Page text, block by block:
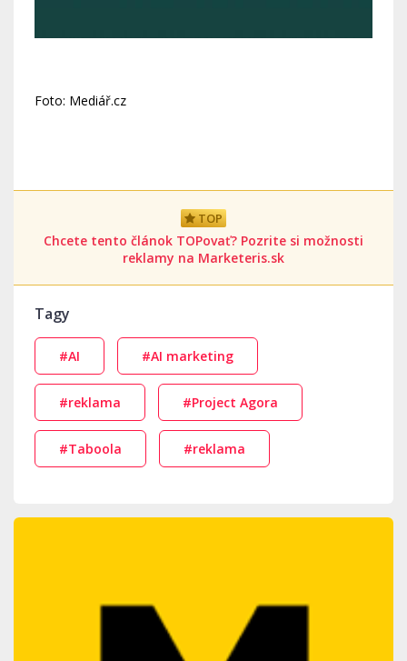
Foto: Mediář.cz
TOP
Chcete tento článok TOPovať? Pozrite si možnosti
reklamy na Marketeris.sk
Tagy
#AI #AI marketing
#reklama #Project Agora
#Taboola #reklama